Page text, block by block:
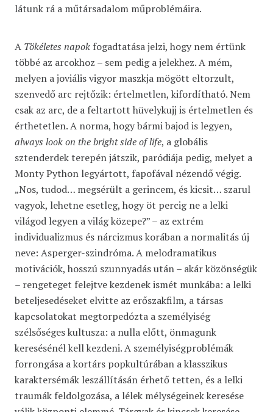
látunk rá a műtársadalom műproblémáira.
A Tökéletes napok fogadtatása jelzi, hogy nem értünk
többé az arcokhoz – sem pedig a jelekhez. A mém,
melyen a joviális vigyor maszkja mögött eltorzult,
szenvedő arc rejtőzik: értelmetlen, kifordítható. Nem
csak az arc, de a feltartott hüvelykujj is értelmetlen és
érthetetlen. A norma, hogy bármi bajod is legyen,
always look on the bright side of life, a globális
sztenderdek terepén játszik, paródiája pedig, melyet a
Monty Python legyártott, fapofával nézendő végig.
„Nos, tudod… megsérült a gerincem, és kicsit… szarul
vagyok, lehetne esetleg, hogy öt percig ne a lelki
világod legyen a világ közepe?” – az extrém
individualizmus és nárcizmus korában a normalitás új
neve: Asperger-szindróma. A melodramatikus
motivációk, hosszú szunnyadás után – akár közönségük
– rengeteget felejtve kezdenek ismét munkába: a lelki
beteljesedéseket elvitte az erőszakfilm, a társas
kapcsolatokat megtorpedózta a személyiség
szélsőséges kultusza: a nulla előtt, önmagunk
keresésénél kell kezdeni. A személyiségproblémák
forrongása a kortárs popkultúrában a klasszikus
karaktersémák leszállításán érhető tetten, és a lelki
traumák feldolgozása, a lélek mélységeinek keresése